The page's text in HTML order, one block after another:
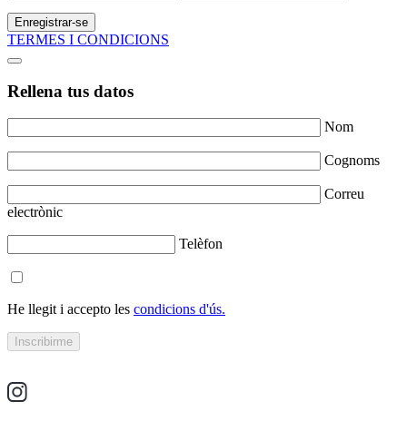
Enregistrar-se
TERMES I CONDICIONS
Rellena tus datos
Nom
Cognoms
Correu
electrònic
Telèfon
He llegit i accepto les condicions d'ús.